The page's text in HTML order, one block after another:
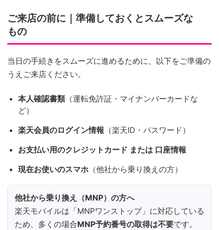
ご来店の前に｜準備しておくとスムーズな
もの
当日の手続きをスムーズに進めるために、以下をご準備の
うえご来店ください。
本人確認書類（運転免許証・マイナンバーカードな
ど）
楽天会員のログイン情報 （楽天ID・パスワード）
お支払い用のクレジットカード または 口座情報
現在お使いのスマホ （他社から乗り換えの方）
他社から乗り換え（MNP）の方へ
楽天モバイルは「MNPワンストップ」に対応している
ため、多くの場合MNP予約番号の取得は不要です。